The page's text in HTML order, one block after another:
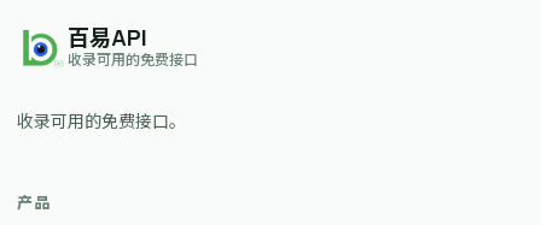
百易API
收录可用的免费接口
收录可用的免费接口。
产品